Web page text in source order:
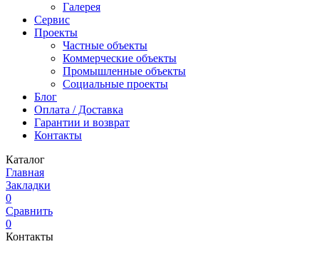
Галерея
Сервис
Проекты
Частные объекты
Коммерческие объекты
Промышленные объекты
Социальные проекты
Блог
Оплата / Доставка
Гарантии и возврат
Контакты
Каталог
Главная
Закладки
0
Сравнить
0
Контакты